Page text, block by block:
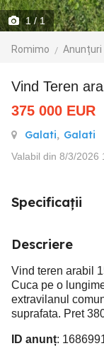
1 / 1
Romimo Anunțuri
Vind Teren
375 000 EUR
Galati, Galati
Valabil din 8/3/2026
Specificații
Descriere
Vind teren arabil
Cuca pe o
extravilanul
suprafata. Pret
ID anunț: